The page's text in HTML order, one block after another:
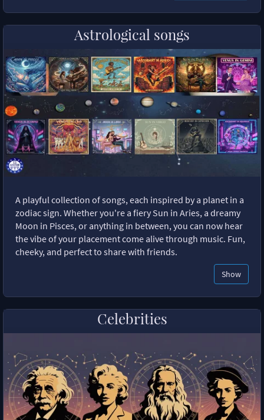
Astrological songs
A playful collection of songs, each inspired by a planet in a
zodiac sign. Whether you're a fiery Sun in Aries, a dreamy
Moon in Pisces, or anything in between, you can now hear
the vibe of your placement come alive through music. Fun,
cheeky, and perfect to share with friends.
Show
Celebrities